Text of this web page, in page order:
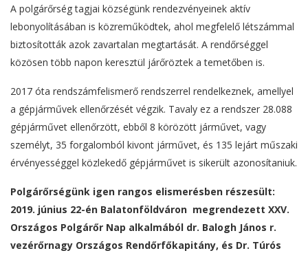
A polgárőrség tagjai községünk rendezvényeinek aktív
lebonyolításában is közreműködtek, ahol megfelelő létszámmal
biztosították azok zavartalan megtartását. A rendőrséggel
közösen több napon keresztül járőröztek a temetőben is.
2017 óta rendszámfelismerő rendszerrel rendelkeznek, amellyel
a gépjárművek ellenőrzését végzik. Tavaly ez a rendszer 28.088
gépjárművet ellenőrzött, ebből 8 körözött járművet, vagy
személyt, 35 forgalomból kivont járművet, és 135 lejárt műszaki
érvényességgel közlekedő gépjárművet is sikerült azonosítaniuk.
Polgárőrségünk igen rangos elismerésben részesült:
2019. június 22-én Balatonföldváron megrendezett XXV.
Országos Polgárőr Nap alkalmából dr. Balogh János r.
vezérőrnagy Országos Rendőrfőkapitány, és Dr. Túrós